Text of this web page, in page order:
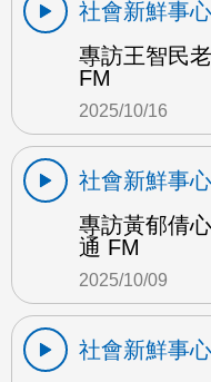
社會新鮮事
專訪王智民
FM
2025/10/16
社會新鮮事
專訪黃郁倩
通 FM
2025/10/09
社會新鮮事